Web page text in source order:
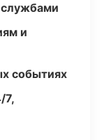
службами
и
событиях
7,